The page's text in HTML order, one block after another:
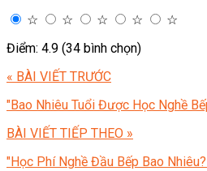
☆
☆ ☆ ☆
☆
Điểm: 4.9 (34 bình chọn)
« BÀI VIẾT TRƯỚC
"Bao Nhiêu Tuổi Được Học Nghề
BÀI VIẾT TIẾP THEO »
"Học Phí Nghề Đầu Bếp Bao